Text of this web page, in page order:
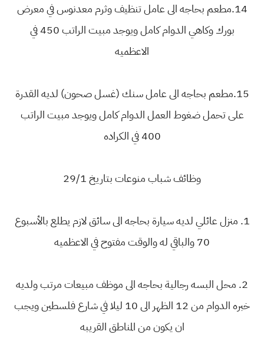
14.مطعم بحاجه الى عامل تنظيف وثرم معدنوس في معرض
بورك وكاهي الدوام كامل ويوجد مبيت الراتب 450 في
الاعظميه
15.مطعم بحاجه الى عامل سنك (غسل صحون) لديه القدرة
على تحمل ضغوط العمل الدوام كامل ويوجد مبيت الراتب
400 في الكراده
وظائف شباب منوعات بتاريخ 29/1
1. منزل عائلي لديه سيارة بحاجه الى سائق لازم يطلع بالأسبوع
70 والباقي له والوقت مفتوح في الاعظميه
2. محل البسه رجالية بحاجه الى موظف مبيعات مرتب ولديه
خبره الدوام من 12 الظهر الى 10 ليلا في شارع فلسطين ويجب
ان يكون من المناطق القريبه